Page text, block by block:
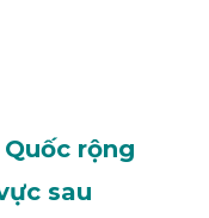
rộng
sau